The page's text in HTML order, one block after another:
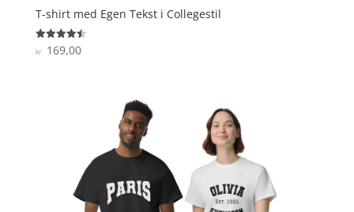
T-shirt med Egen Tekst i Collegestil
Vurderet
4.5
kr. 169,00